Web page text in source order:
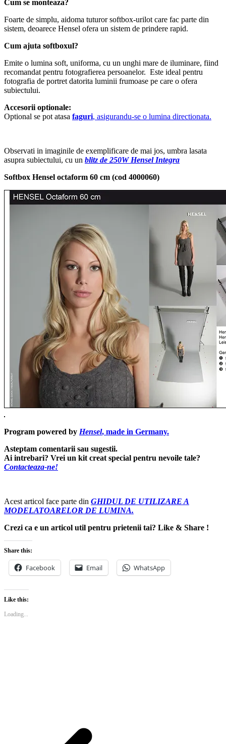
Cum se monteaza?
Foarte de simplu, aidoma tuturor softbox-urilot care fac parte din
sistem, deoarece Hensel ofera un sistem de prindere rapid.
Cum ajuta softboxul?
Emite o lumina soft, uniforma, cu un unghi mare de iluminare, fiind
recomandat pentru fotografierea persoanelor. Este ideal pentru
fotografia de portret datorita luminii frumoase pe care o ofera
subiectului.
Accesorii optionale:
Optional se pot atasa faguri, asigurandu-se o lumina directionata.
Observati in imaginile de exemplificare de mai jos, umbra lasata
asupra subiectului, cu un blitz de 250W Hensel Integra
Softbox Hensel octaform 60 cm (cod 4000060)
Program powered by Hensel, made in Germany.
Asteptam comentarii sau sugestii.
Ai intrebari? Vrei un kit creat special pentru nevoile tale?
Contacteaza-ne!
Acest articol face parte din GHIDUL DE UTILIZARE A
MODELATOARELOR DE LUMINA.
Crezi ca e un articol util pentru prietenii tai? Like & Share !
Share this:
Facebook Email WhatsApp
Like this:
Loading...